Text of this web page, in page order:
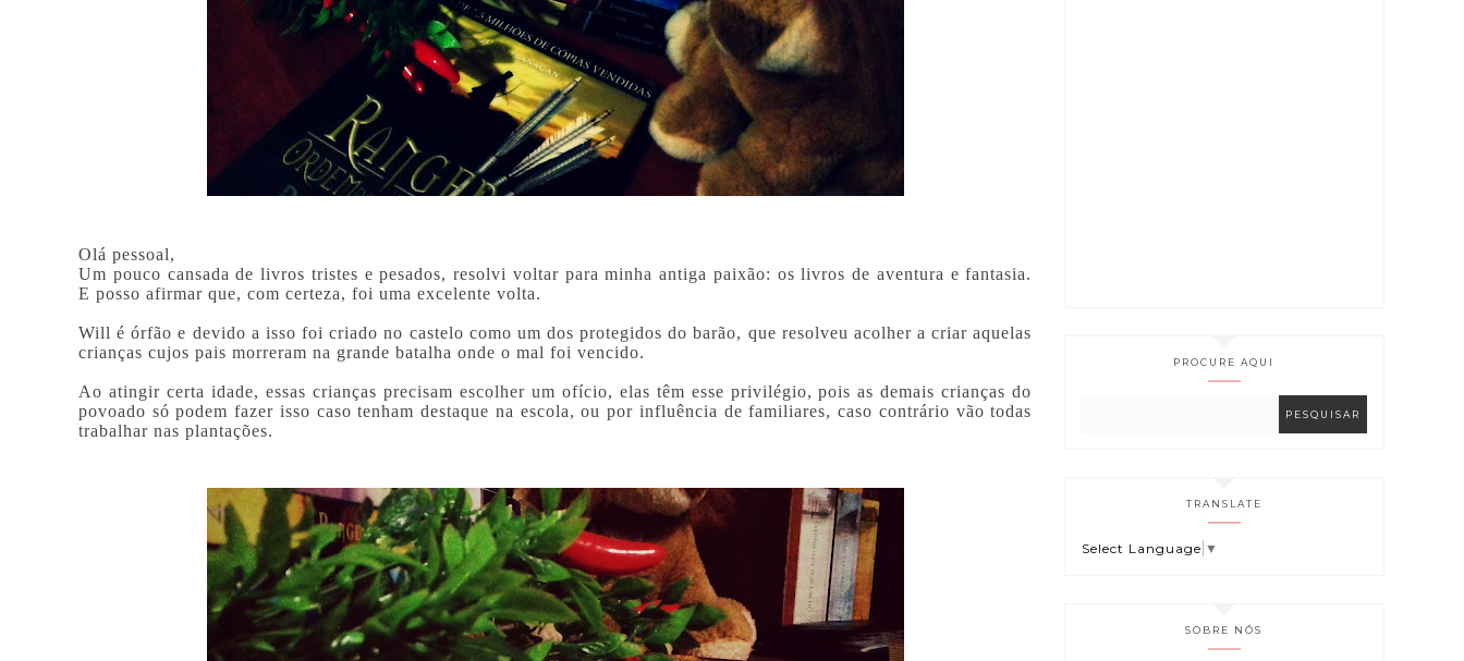
Olá pessoal,
Um pouco cansada de livros tristes e pesados, resolvi voltar para minha antiga paixão: os livros de aventura e fantasia.
E posso afirmar que, com certeza, foi uma excelente volta.
Will é órfão e devido a isso foi criado no castelo como um dos protegidos do barão, que resolveu acolher a criar aquelas
crianças cujos pais morreram na grande batalha onde o mal foi vencido.
Ao atingir certa idade, essas crianças precisam escolher um ofício, elas têm esse privilégio, pois as demais crianças do
povoado só podem fazer isso caso tenham destaque na escola, ou por influência de familiares, caso contrário vão todas
trabalhar nas plantações.
PROCURE AQUI
TRANSLATE
Select Language ▼
SOBRE NÓS